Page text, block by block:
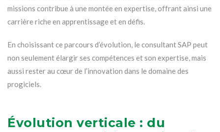
missions contribue à une montée en expertise, offrant ainsi une
carrière riche en apprentissage et en défis.
En choisissant ce parcours d’évolution, le consultant SAP peut
non seulement élargir ses compétences et son expertise, mais
aussi rester au cœur de l’innovation dans le domaine des
progiciels.
Évolution verticale : du